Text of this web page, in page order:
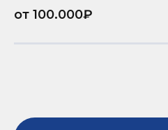
от 100.000₽